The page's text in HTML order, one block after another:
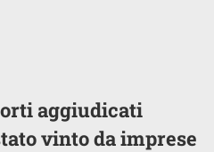
aggiudicati
vinto da imprese